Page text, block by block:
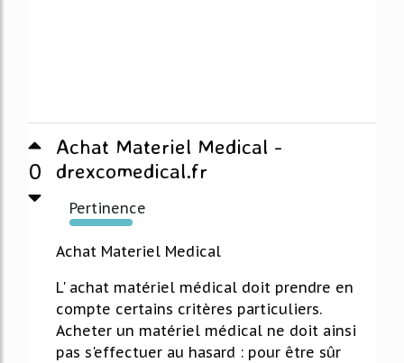
0
Achat Materiel Medical -
drexcomedical.fr
Pertinence
2750%
Achat Materiel Medical
L' achat matériel médical doit prendre en
compte certains critères particuliers.
Acheter un matériel médical ne doit ainsi
pas s'effectuer au hasard : pour être sûr